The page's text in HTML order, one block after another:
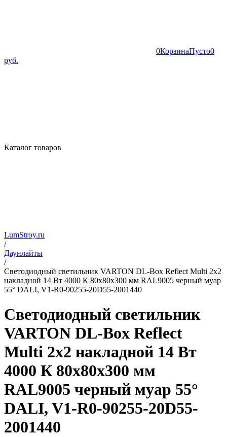
0КорзинаПусто0
руб.
Каталог товаров
LumStroy.ru
/
Даунлайты
/
Светодиодный светильник VARTON DL-Box Reflect Multi 2x2
накладной 14 Вт 4000 К 80х80х300 мм RAL9005 черный муар
55° DALI, V1-R0-90255-20D55-2001440
Светодиодный светильник
VARTON DL-Box Reflect
Multi 2x2 накладной 14 Вт
4000 К 80х80х300 мм
RAL9005 черный муар 55°
DALI, V1-R0-90255-20D55-
2001440